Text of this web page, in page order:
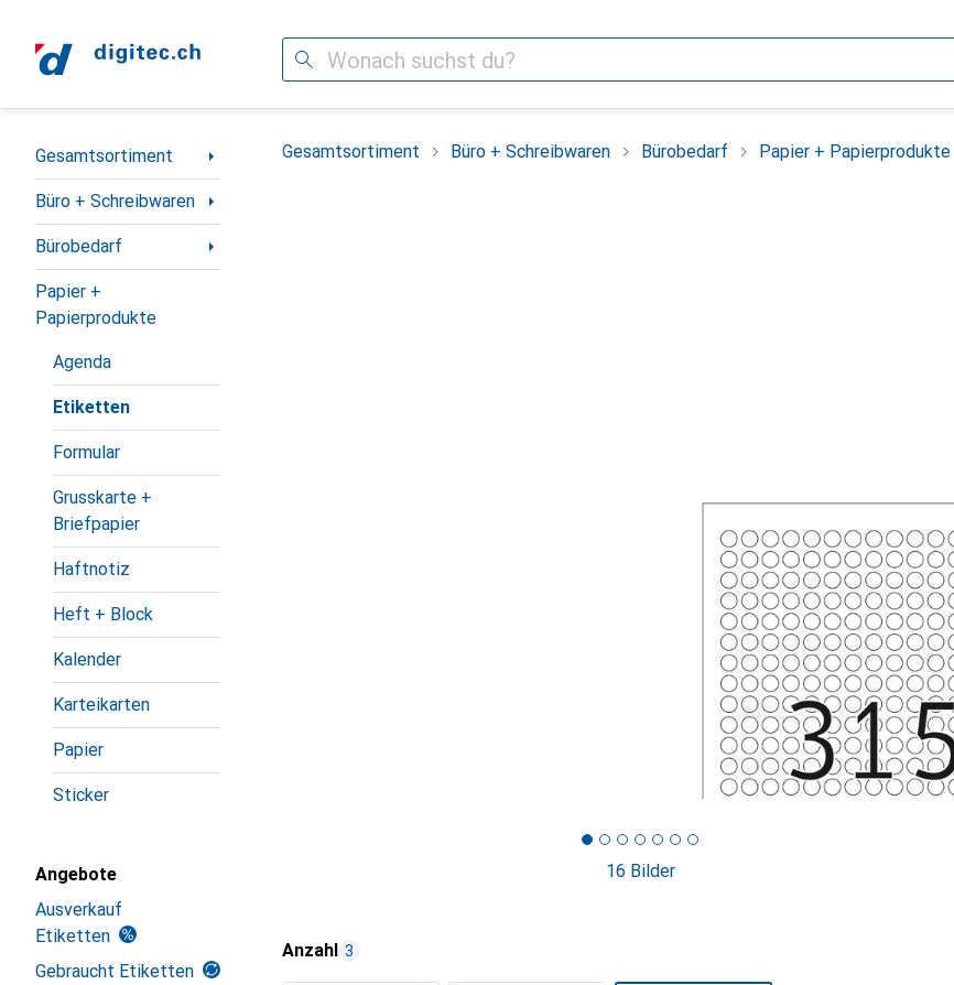
Suche
Navigation nach Kategorien
Gesamtsortiment
Büro + Schreibwaren
Bürobedarf
Papier +
Papierprodukte
Agenda
Etiketten
Formular
Grusskarte +
Briefpapier
Haftnotiz
Heft + Block
Kalender
Karteikarten
Papier
Sticker
Angebote
Ausverkauf
Etiketten
Gebraucht Etiketten
Gesamtsortiment Büro + Schreibwaren Bürobedarf Papier + Papierprodukte
16 Bilder
Anzahl 3